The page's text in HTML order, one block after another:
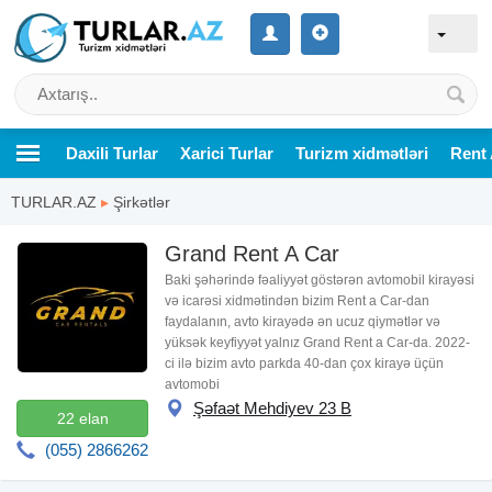
Daxili Turlar Xarici Turlar Turizm xidmətləri Rent
TURLAR.AZ ▸ Şirkətlər
22 elan
Grand Rent A Car
Baki şəhərində fəaliyyət göstərən avtomobil kirayəsi
və icarəsi xidmətindən bizim Rent a Car-dan
faydalanın, avto kirayədə ən ucuz qiymətlər və
yüksək keyfiyyət yalnız Grand Rent a Car-da. 2022-
ci ilə bizim avto parkda 40-dan çox kirayə üçün
avtomobi
Şəfaət Mehdiyev 23 B
(055) 2866262